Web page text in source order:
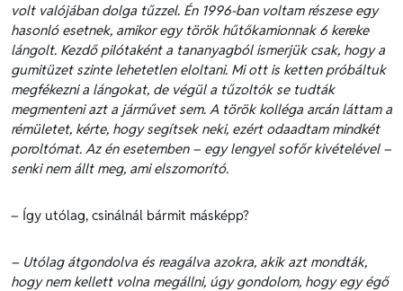
volt valójában dolga tűzzel. Én 1996-ban voltam részese egy
hasonló esetnek, amikor egy török hűtőkamionnak 6 kereke
lángolt. Kezdő pilótaként a tananyagból ismerjük csak, hogy a
gumitüzet szinte lehetetlen eloltani. Mi ott is ketten próbáltuk
megfékezni a lángokat, de végül a tűzoltók se tudták
megmenteni azt a járművet sem. A török kolléga arcán láttam a
rémületet, kérte, hogy segítsek neki, ezért odaadtam mindkét
poroltómat. Az én esetemben – egy lengyel sofőr kivételével –
senki nem állt meg, ami elszomorító.
– Így utólag, csinálnál bármit másképp?
– Utólag átgondolva és reagálva azokra, akik azt mondták,
hogy nem kellett volna megállni, úgy gondolom, hogy egy égő